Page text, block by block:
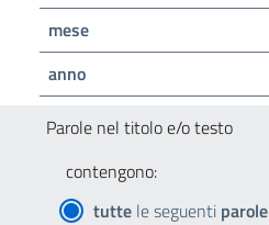
mese
anno
Parole nel titolo e/o testo
contengono:
tutte le seguenti parole